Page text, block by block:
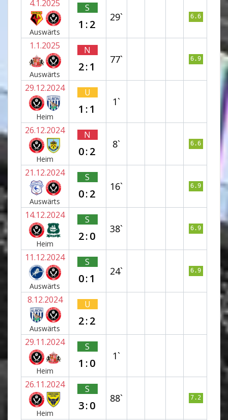
4.1.2025
Auswärts
S
1:2
29` 6.6
1.1.2025
Auswärts
N
2:1
77` 6.9
29.12.2024
Heim
U
1:1
1`
26.12.2024
Heim
N
0:2
8` 6.6
21.12.2024
Auswärts
S
0:2
16` 6.9
14.12.2024
Heim
S
2:0
38` 6.9
11.12.2024
Auswärts
S
0:1
24` 6.9
8.12.2024
Auswärts
U
2:2
29.11.2024
Heim
S
1:0
1`
26.11.2024
Heim
S
3:0
88` 7.2